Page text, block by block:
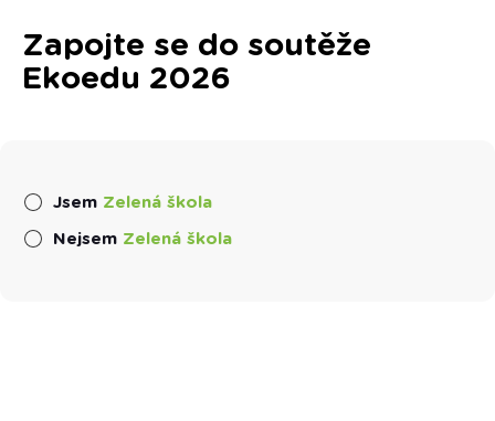
Zapojte se do soutěže
Ekoedu 2026
Jsem Zelená škola
Nejsem Zelená škola